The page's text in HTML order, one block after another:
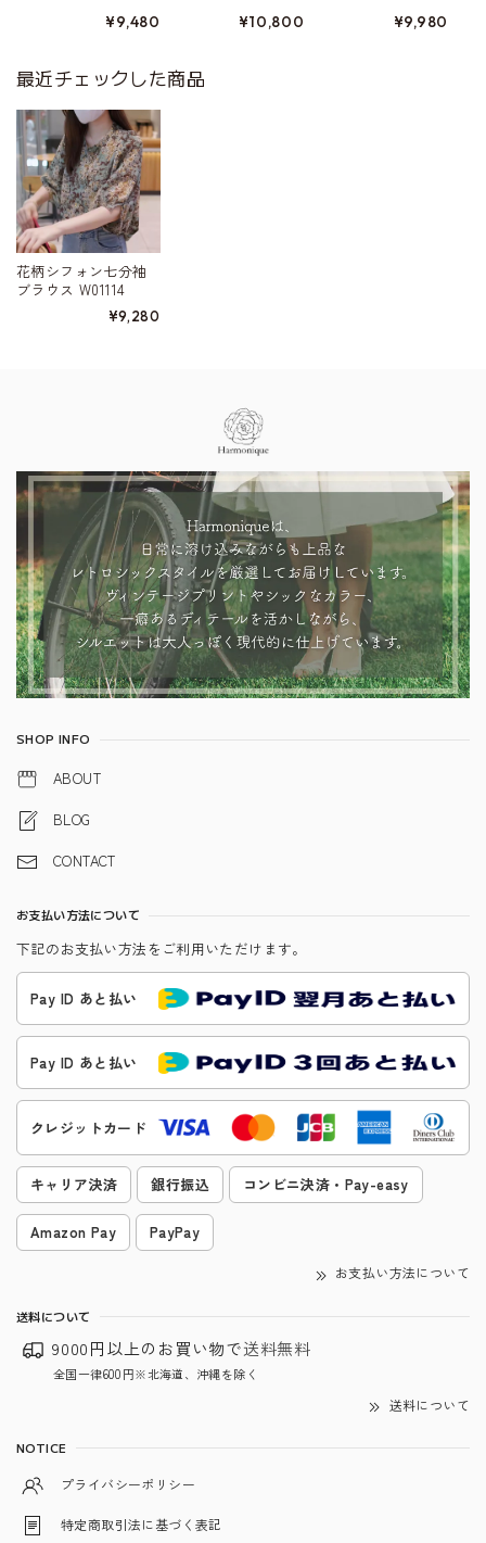
¥9,480 ¥10,800 ¥9,980
最近チェックした商品
花柄シフォン七分袖
ブラウス W01114
¥9,280
SHOP INFO
ABOUT
BLOG
CONTACT
お支払い方法について
下記のお支払い方法をご利用いただけます。
Pay ID あと払い
Pay ID あと払い
クレジットカード
キャリア決済 銀行振込 コンビニ決済・Pay-easy
Amazon Pay PayPay
お支払い方法について
送料について
9000円以上のお買い物で送料無料
全国一律600円※北海道、沖縄を除く
送料について
NOTICE
プライバシーポリシー
特定商取引法に基づく表記